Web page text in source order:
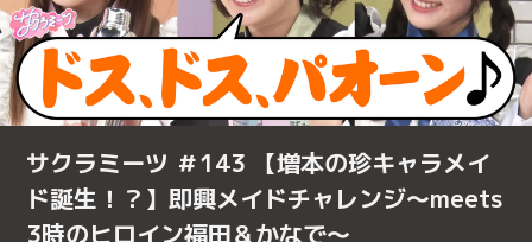
サクラミーツ ＃143 【増本の珍キャラメイ
ド誕生！？】即興メイドチャレンジ～meets
3時のヒロイン福田＆かなで～